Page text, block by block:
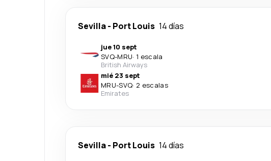
Sevilla- Port Louis 14 días
jue 10 sept
SVQ-MRU· 1 escala
British Airways
mié 23 sept
MRU-SVQ· 2 escalas
Emirates
Sevilla- Port Louis 14 días